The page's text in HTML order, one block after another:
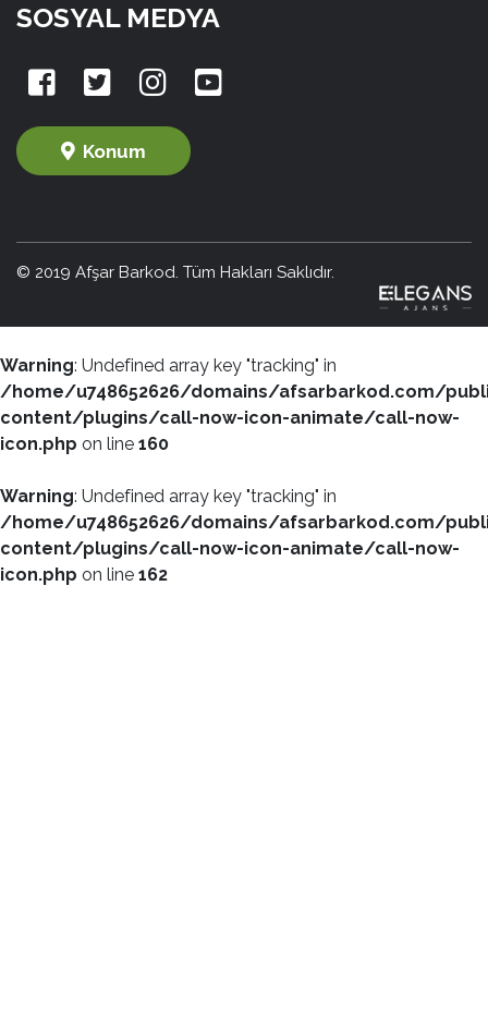
SOSYAL MEDYA
Konum
© 2019 Afşar Barkod. Tüm Hakları Saklıdır.
Warning: Undefined array key "tracking" in
/home/u748652626/domains/afsarbarkod.com/
content/plugins/call-now-icon-animate/call-now-
icon.php on line 160
Warning: Undefined array key "tracking" in
/home/u748652626/domains/afsarbarkod.com/
content/plugins/call-now-icon-animate/call-now-
icon.php on line 162